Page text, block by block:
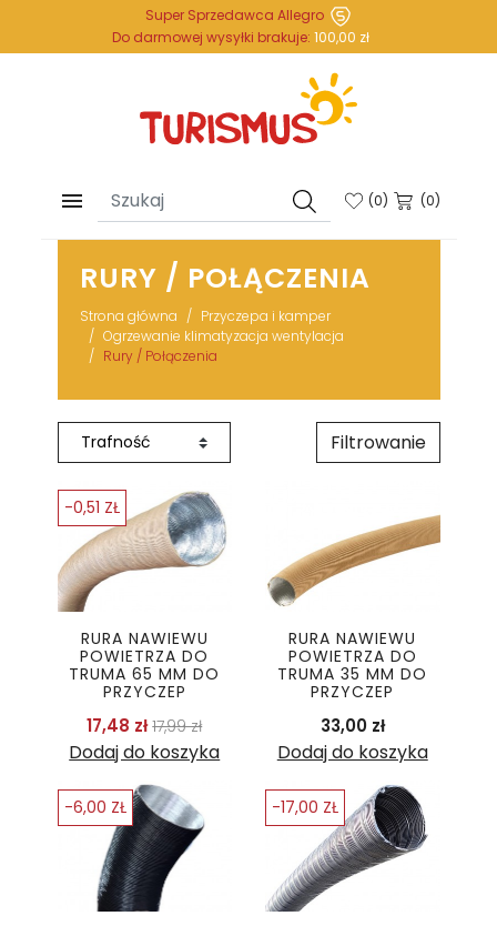
Do darmowej wysyłki brakuje: 100,00 zł
Super Sprzedawca Allegro
 (0) (0)
RURY / POŁĄCZENIA
Strona główna
Przyczepa i kamper
Ogrzewanie klimatyzacja wentylacja
Rury / Połączenia
Filtrowanie
RURA NAWIEWU
POWIETRZA DO
TRUMA 65 MM DO
PRZYCZEP
17,48 złCena podstawowa
17,99 złCena
Dodaj do koszyka
-0,51 ZŁ
RURA NAWIEWU
POWIETRZA DO
TRUMA 35 MM DO
PRZYCZEP
33,00 złCena
Dodaj do koszyka
-6,00 ZŁ -17,00 ZŁ